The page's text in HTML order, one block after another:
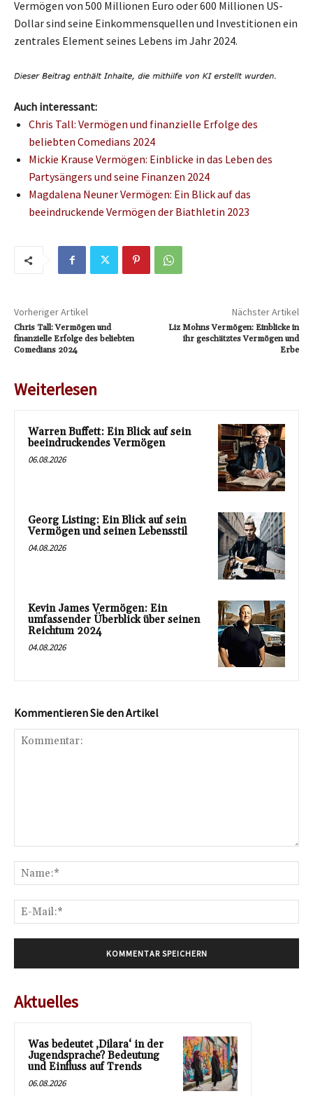
Vermögen von 500 Millionen Euro oder 600 Millionen US-
Dollar sind seine Einkommensquellen und Investitionen ein
zentrales Element seines Lebens im Jahr 2024.
Auch interessant:
Chris Tall: Vermögen und finanzielle Erfolge des
beliebten Comedians 2024
Mickie Krause Vermögen: Einblicke in das Leben des
Partysängers und seine Finanzen 2024
Magdalena Neuner Vermögen: Ein Blick auf das
beeindruckende Vermögen der Biathletin 2023
Vorheriger Artikel
Chris Tall: Vermögen und
finanzielle Erfolge des beliebten
Comedians 2024
Nächster Artikel
Liz Mohns Vermögen: Einblicke in
ihr geschätztes Vermögen und
Erbe
Weiterlesen
Warren Buffett: Ein Blick auf sein
beeindruckendes Vermögen
06.08.2026
Georg Listing: Ein Blick auf sein
Vermögen und seinen Lebensstil
04.08.2026
Kevin James Vermögen: Ein
umfassender Überblick über seinen
Reichtum 2024
04.08.2026
Kommentieren Sie den Artikel
Aktuelles
Was bedeutet ‚Dilara‘ in der
Jugendsprache? Bedeutung
und Einfluss auf Trends
06.08.2026